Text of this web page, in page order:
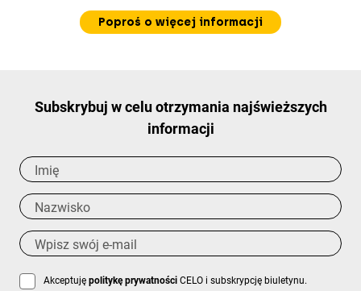
Poproś o więcej informacji
Subskrybuj w celu otrzymania najświeższych
informacji
Akceptujępolitykę prywatności CELO i subskrypcję biuletynu.